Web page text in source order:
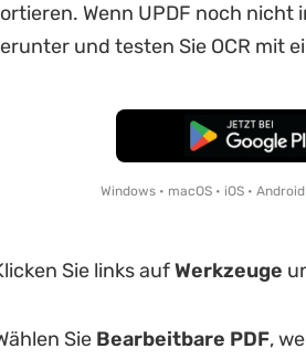
Wenn UPDF noch nicht
und testen Sie OCR mit
Kostenloser
Windows • macOS • iOS • Android
Sie links aufWerkzeuge
Sie Bearbeitbare PDF,